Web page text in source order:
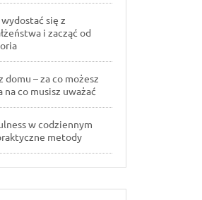
się z
i zacząć od
domu – za co możesz
na co musisz uważać
w codziennym
metody